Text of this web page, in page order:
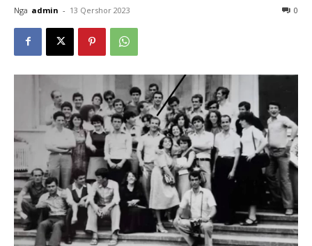
Nga admin - 13 Qershor 2023 0